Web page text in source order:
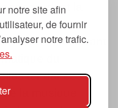
notre site afin
de fournir
notre trafic.
dont la
», « suivant
du
tendances
la musique